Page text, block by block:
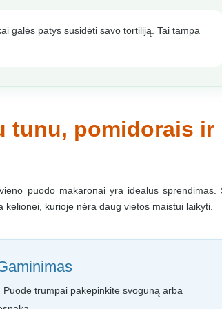
galės patys susidėti savo tortiliją. Tai tampa
tunu, pomidorais ir
puodo makaronai yra idealus sprendimas.
kurioje nėra daug vietos maistui laikyti.
Puode trumpai pakepinkite svogūną arba